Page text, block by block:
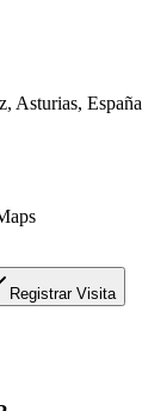
Asturias, España
Registrar Visita